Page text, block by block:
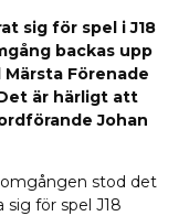
sig för spel i J18
backas upp
Förenade
är härligt att
Johan
stod det
sig för spel J18